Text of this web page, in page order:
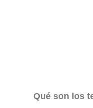
Qué son los